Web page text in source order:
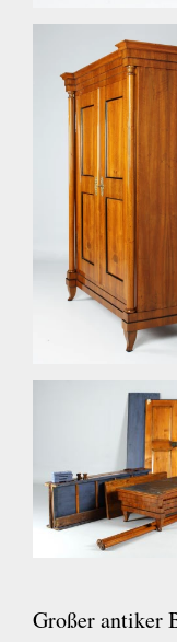
Großer antiker